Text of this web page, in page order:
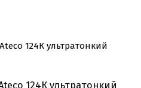
124К ультратонкий